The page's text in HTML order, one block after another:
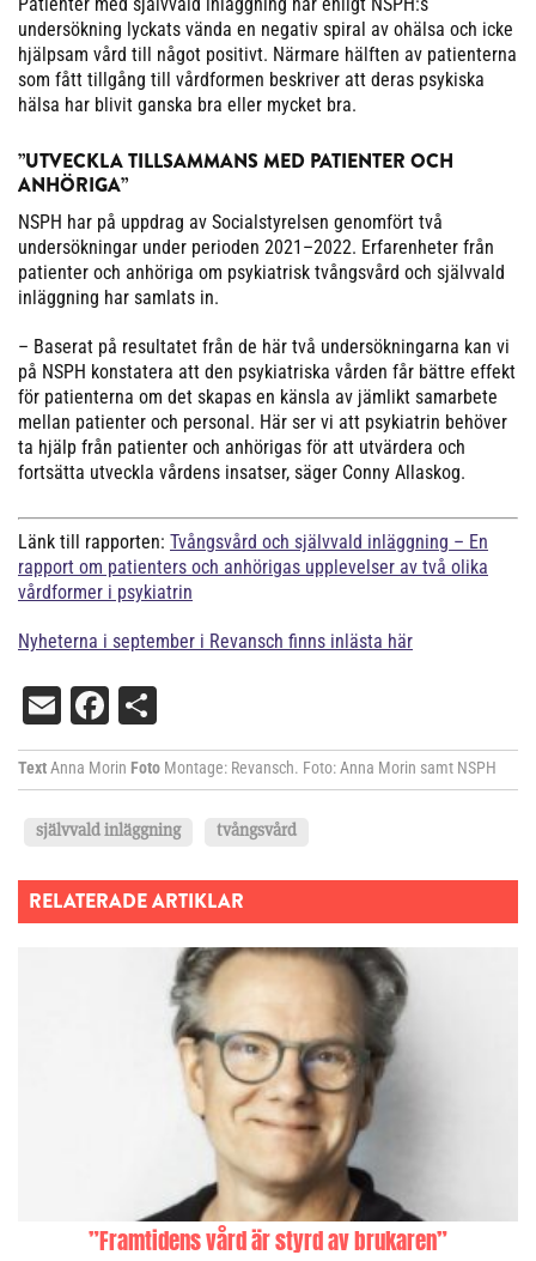
Patienter med självvald inläggning har enligt NSPH:s
undersökning lyckats vända en negativ spiral av ohälsa och icke
hjälpsam vård till något positivt. Närmare hälften av patienterna
som fått tillgång till vårdformen beskriver att deras psykiska
hälsa har blivit ganska bra eller mycket bra.
”UTVECKLA TILLSAMMANS MED PATIENTER OCH
ANHÖRIGA”
NSPH har på uppdrag av Socialstyrelsen genomfört två
undersökningar under perioden 2021–2022. Erfarenheter från
patienter och anhöriga om psykiatrisk tvångsvård och självvald
inläggning har samlats in.
– Baserat på resultatet från de här två undersökningarna kan vi
på NSPH konstatera att den psykiatriska vården får bättre effekt
för patienterna om det skapas en känsla av jämlikt samarbete
mellan patienter och personal. Här ser vi att psykiatrin behöver
ta hjälp från patienter och anhörigas för att utvärdera och
fortsätta utveckla vårdens insatser, säger Conny Allaskog.
Länk till rapporten: Tvångsvård och självvald inläggning – En
rapport om patienters och anhörigas upplevelser av två olika
vårdformer i psykiatrin
Nyheterna i september i Revansch finns inlästa här
EmailFacebook
TextAnna Morin Foto Montage: Revansch. Foto: Anna Morin samt NSPH
självvald inläggning tvångsvård
RELATERADE ARTIKLAR
”Framtidens vård är styrd av brukaren”